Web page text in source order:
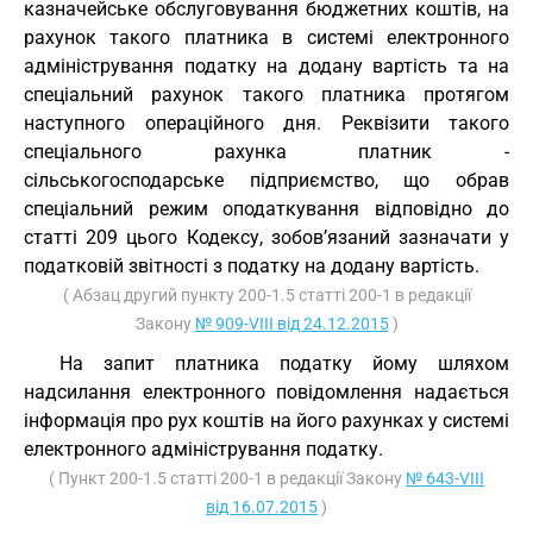
казначейське обслуговування бюджетних коштів, на
рахунок такого платника в системі електронного
адміністрування податку на додану вартість та на
спеціальний рахунок такого платника протягом
наступного операційного дня. Реквізити такого
спеціального рахунка платник -
сільськогосподарське підприємство, що обрав
спеціальний режим оподаткування відповідно до
статті 209 цього Кодексу, зобов’язаний зазначати у
податковій звітності з податку на додану вартість.
( Абзац другий пункту 200-1.5 статті 200-1 в редакції
Закону № 909-VIII від 24.12.2015)
На запит платника податку йому шляхом
надсилання електронного повідомлення надається
інформація про рух коштів на його рахунках у системі
електронного адміністрування податку.
( Пункт 200-1.5 статті 200-1 в редакції Закону № 643-VIII
від 16.07.2015)